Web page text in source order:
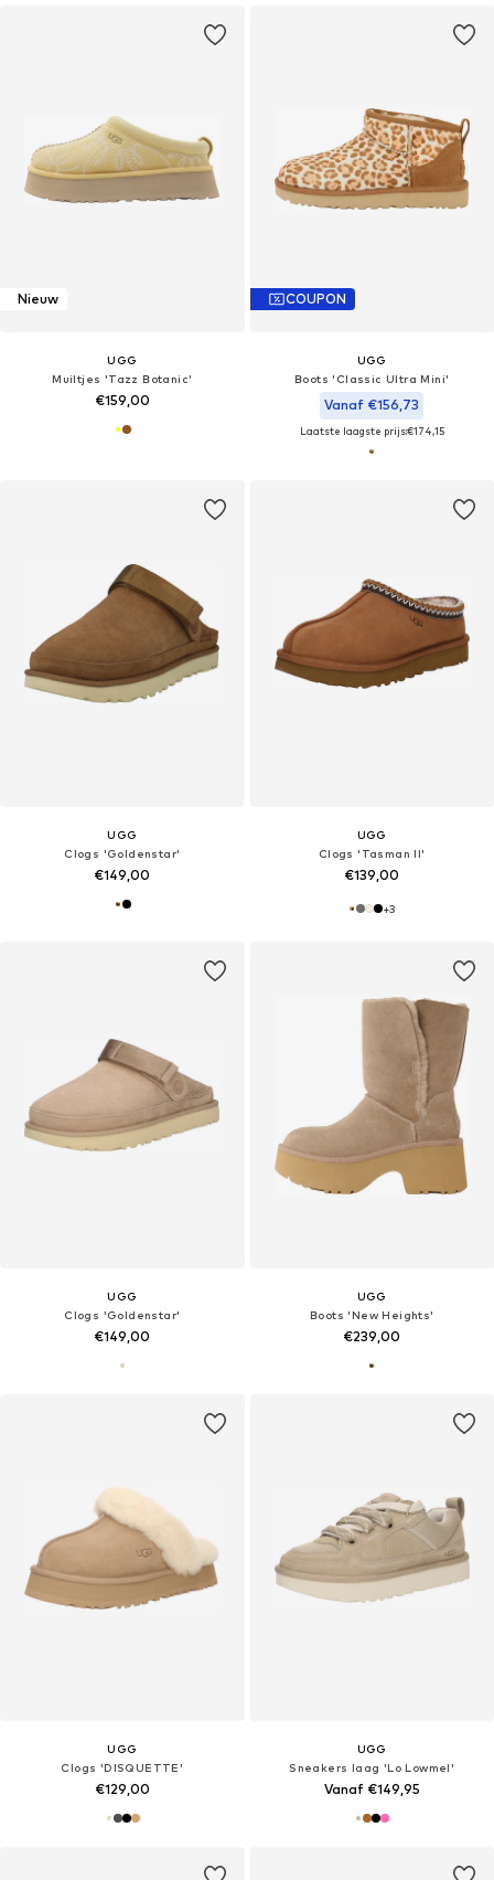
Nieuw
UGG
Muiltjes 'Tazz Botanic'
€159,00
COUPON
UGG
Boots 'Classic Ultra Mini'
Vanaf €156,73
Laatste laagste prijs:€174,15
UGG
Clogs 'Goldenstar'
€149,00
UGG
Clogs 'Tasman II'
€139,00
+3
UGG
Clogs 'Goldenstar'
€149,00
UGG
Boots 'New Heights'
€239,00
UGG
Clogs 'DISQUETTE'
€129,00
UGG
Sneakers laag 'Lo Lowmel'
Vanaf €149,95